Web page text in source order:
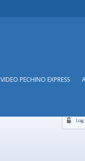
VIDEO PECHINO EXPRESS